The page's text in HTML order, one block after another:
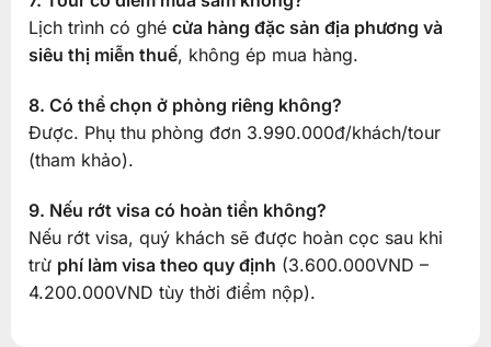
Lịch trình có ghé cửa hàng đặc sản địa phương và
siêu thị miễn thuế, không ép mua hàng.
8. Có thể chọn ở phòng riêng không?
Được. Phụ thu phòng đơn 3.990.000đ/khách/tour
(tham khảo).
9. Nếu rớt visa có hoàn tiền không?
Nếu rớt visa, quý khách sẽ được hoàn cọc sau khi
trừ phí làm visa theo quy định (3.600.000VND –
4.200.000VND tùy thời điểm nộp).